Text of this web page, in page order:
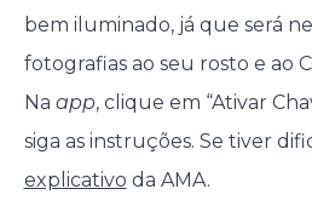
bem iluminado, já que será
fotografias ao seu rosto e ao
Na app, clique em “Ativar
siga as instruções. Se tiver
explicativo da AMA.